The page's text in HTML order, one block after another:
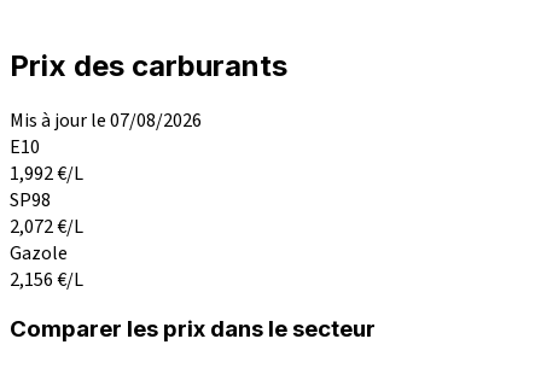
Prix des carburants
Mis à jour le 07/08/2026
E10
1,992€/L
SP98
2,072€/L
Gazole
2,156€/L
Comparer les prix dans le secteur